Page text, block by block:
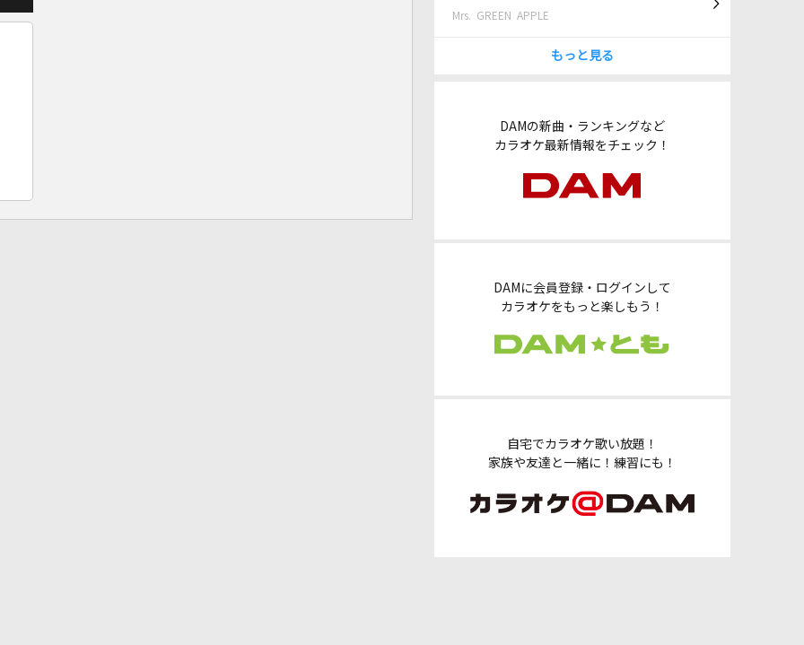
Mrs. GREEN APPLE
もっと見る
DAMの新曲・ランキングなど
カラオケ最新情報をチェック！
DAMに会員登録・ログインして
カラオケをもっと楽しもう！
自宅でカラオケ歌い放題！
家族や友達と一緒に！練習にも！